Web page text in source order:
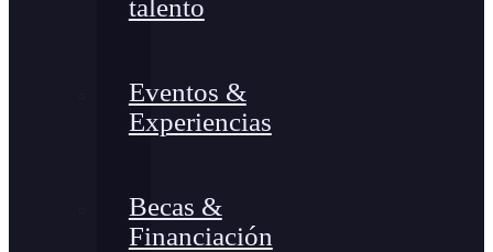
talento
Eventos &
Experiencias
Becas &
Financiación